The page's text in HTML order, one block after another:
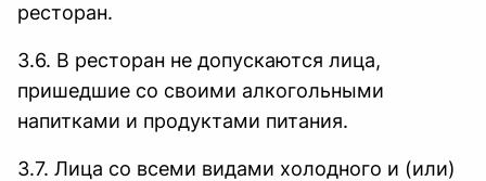
ресторан.
3.6. В ресторан не допускаются лица,
пришедшие со своими алкогольными
напитками и продуктами питания.
3.7. Лица со всеми видами холодного и (или)